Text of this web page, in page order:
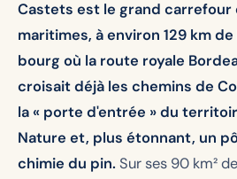
Castets est le grand carrefour
maritimes, à environ 129 km
bourg où la route royale
croisait déjà les chemins de
la « porte d'entrée » du
Nature et, plus étonnant, un
chimie du pin. Sur ses 90 km²